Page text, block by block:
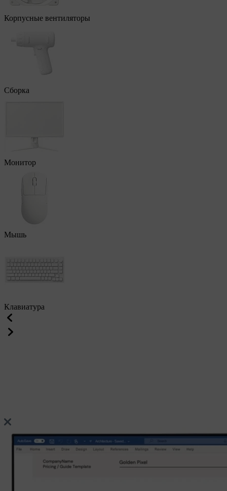
Корпусные вентиляторы
Сборка
Монитор
Мышь
Клавиатура